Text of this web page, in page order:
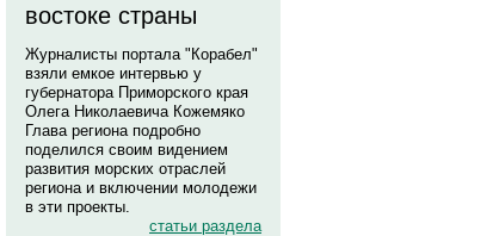
востоке страны
Журналисты портала "Корабел"
взяли емкое интервью у
губернатора Приморского края
Олега Николаевича Кожемяко
Глава региона подробно
поделился своим видением
развития морских отраслей
региона и включении молодежи
в эти проекты.
статьи раздела